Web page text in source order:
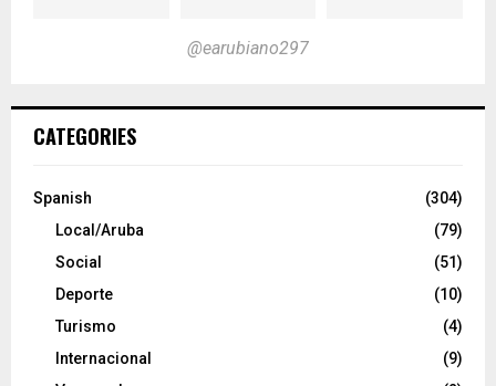
@earubiano297
CATEGORIES
Spanish
(304)
Local/Aruba
(79)
Social
(51)
Deporte
(10)
Turismo
(4)
Internacional
(9)